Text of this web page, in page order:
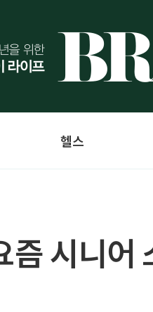
헬스
즘 시니